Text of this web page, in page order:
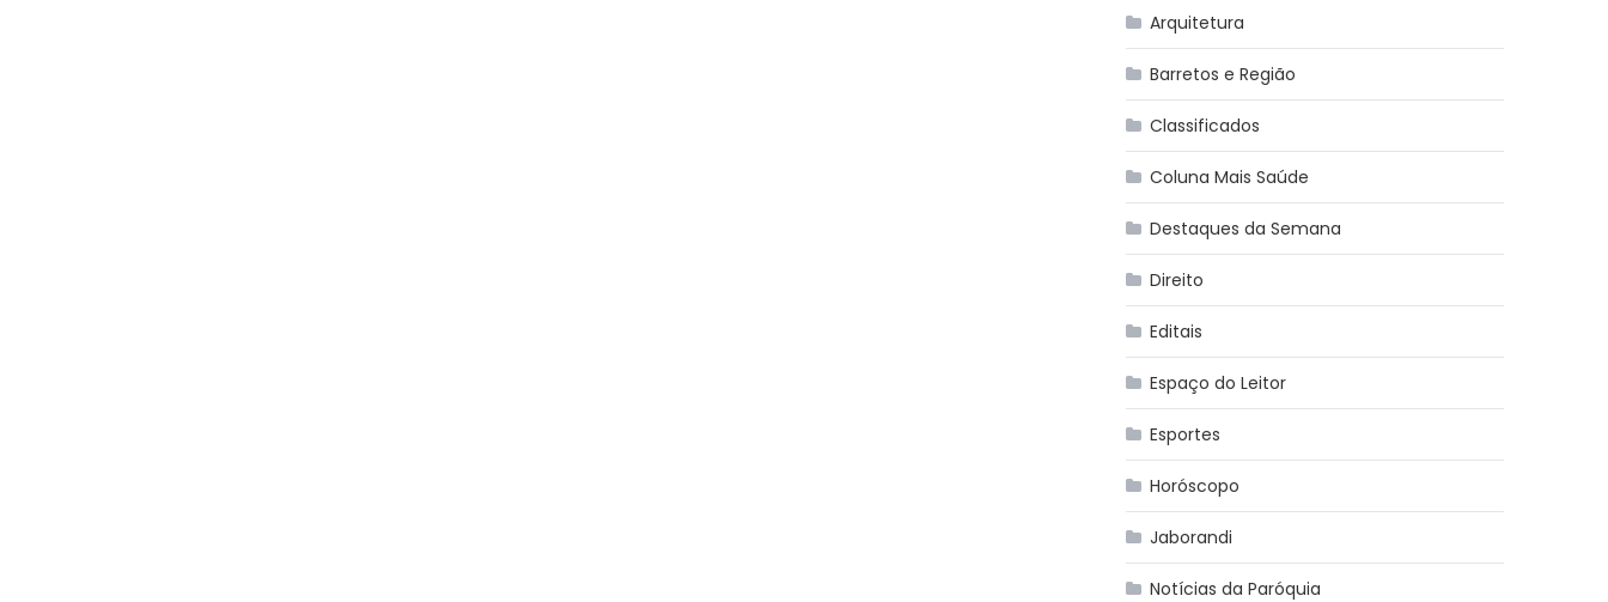
Arquitetura
Barretos e Região
Classificados
Coluna Mais Saúde
Destaques da Semana
Direito
Editais
Espaço do Leitor
Esportes
Horóscopo
Jaborandi
Notícias da Paróquia